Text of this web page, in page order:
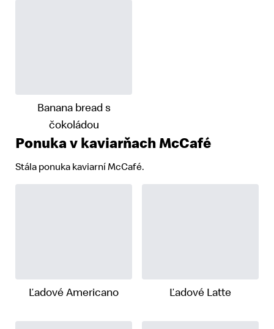
Banana bread s
čokoládou
Ponuka v kaviarňach McCafé
Stála ponuka kaviarní McCafé.
Ľadové Americano Ľadové Latte